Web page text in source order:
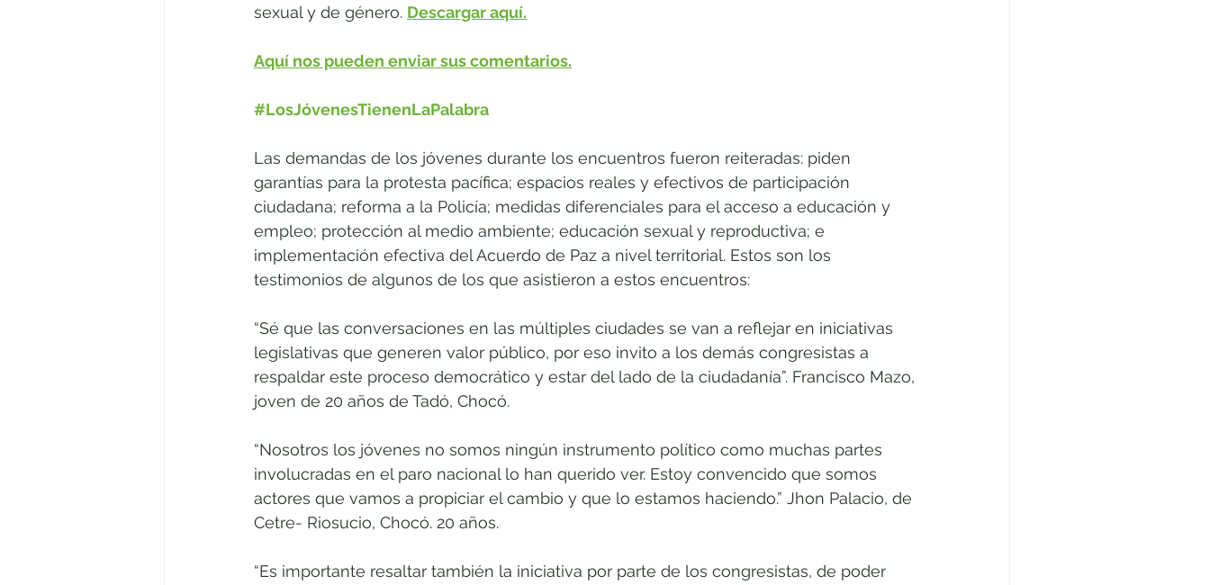
sexual y de género. Descargar aquí.
Aquí nos pueden enviar sus comentarios.
#LosJóvenesTienenLaPalabra
Las demandas de los jóvenes durante los encuentros fueron reiteradas: piden
garantías para la protesta pacífica; espacios reales y efectivos de participación
ciudadana; reforma a la Policía; medidas diferenciales para el acceso a educación y
empleo; protección al medio ambiente; educación sexual y reproductiva; e
implementación efectiva del Acuerdo de Paz a nivel territorial. Estos son los
testimonios de algunos de los que asistieron a estos encuentros:
“Sé que las conversaciones en las múltiples ciudades se van a reflejar en iniciativas
legislativas que generen valor público, por eso invito a los demás congresistas a
respaldar este proceso democrático y estar del lado de la ciudadanía”. Francisco Mazo,
joven de 20 años de Tadó, Chocó.
“Nosotros los jóvenes no somos ningún instrumento político como muchas partes
involucradas en el paro nacional lo han querido ver. Estoy convencido que somos
actores que vamos a propiciar el cambio y que lo estamos haciendo.” Jhon Palacio, de
Cetre- Riosucio, Chocó. 20 años.
“Es importante resaltar también la iniciativa por parte de los congresistas, de poder